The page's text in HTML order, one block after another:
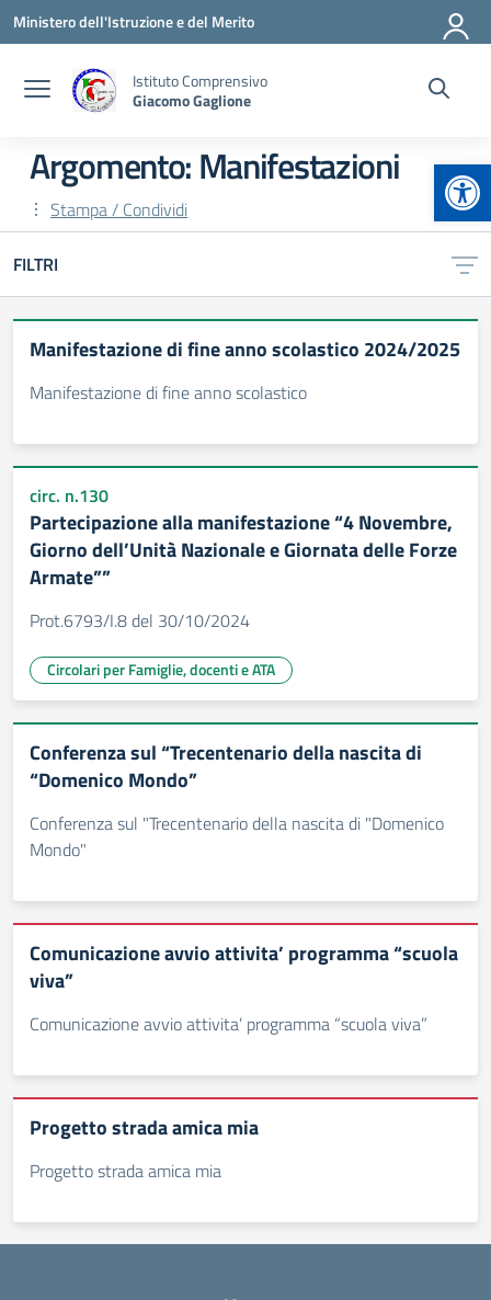
Vai ai contenuti
Vai al menu di navigazione
Vai al footer
Ministero dell'Istruzione e del Merito
Istituto Comprensivo
Giacomo Gaglione
Argomento: Manifestazioni
Stampa / Condividi
FILTRI
Manifestazione di fine anno scolastico 2024/2025
Manifestazione di fine anno scolastico
circ. n.130
Partecipazione alla manifestazione “4 Novembre,
Giorno dell’Unità Nazionale e Giornata delle Forze
Armate””
Prot.6793/I.8 del 30/10/2024
Circolari per Famiglie, docenti e ATA
Conferenza sul “Trecentenario della nascita di
“Domenico Mondo”
Conferenza sul "Trecentenario della nascita di "Domenico
Mondo"
Comunicazione avvio attivita’ programma “scuola
viva”
Comunicazione avvio attivita’ programma “scuola viva”
Progetto strada amica mia
Progetto strada amica mia